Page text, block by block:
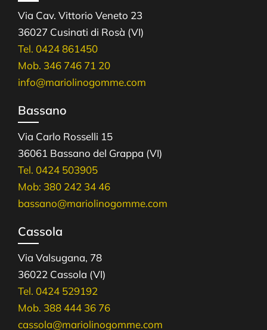
Via Cav. Vittorio Veneto 23
36027 Cusinati di Rosà (VI)
Tel. 0424 861450
Mob. 346 746 71 20
info@mariolinogomme.com
Bassano
Via Carlo Rosselli 15
36061 Bassano del Grappa (VI)
Tel. 0424 503905
Mob: 380 242 34 46
bassano@mariolinogomme.com
Cassola
Via Valsugana, 78
36022 Cassola (VI)
Tel. 0424 529192
Mob. 388 444 36 76
cassola@mariolinogomme.com